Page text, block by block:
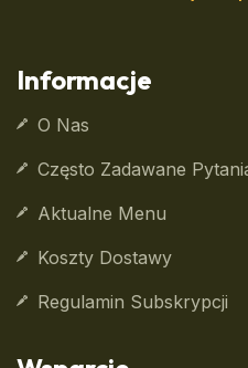
Informacje
O Nas
Często Zadawane
Aktualne Menu
Koszty Dostawy
Regulamin Subskrypcji